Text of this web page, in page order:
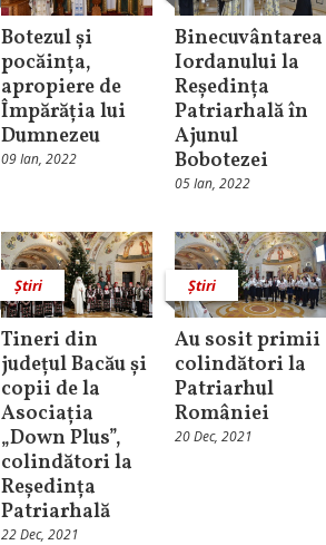
Botezul și
pocăința,
apropiere de
Împărăția lui
Dumnezeu
09 Ian, 2022
Binecuvântarea
Iordanului la
Reședința
Patriarhală în
Ajunul
Bobotezei
05 Ian, 2022
Știri
Tineri din
județul Bacău și
copii de la
Asociația
„Down Plus”,
colindători la
Reședința
Patriarhală
22 Dec, 2021
Știri
Au sosit primii
colindători la
Patriarhul
României
20 Dec, 2021